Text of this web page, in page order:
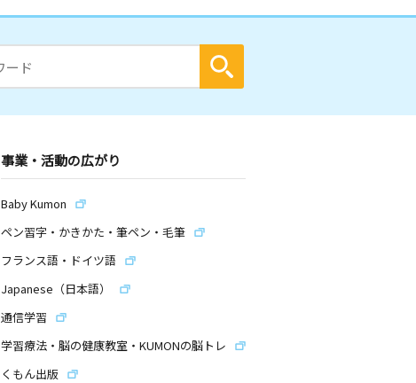
事業・活動の広がり
Baby Kumon
ペン習字・かきかた・筆ペン・毛筆
フランス語・ドイツ語
Japanese（日本語）
通信学習
学習療法・脳の健康教室・KUMONの脳トレ
くもん出版